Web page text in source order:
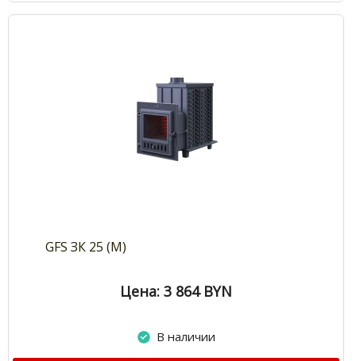
GFS ЗК 25 (М)
Цена: 3 864 BYN
В наличии